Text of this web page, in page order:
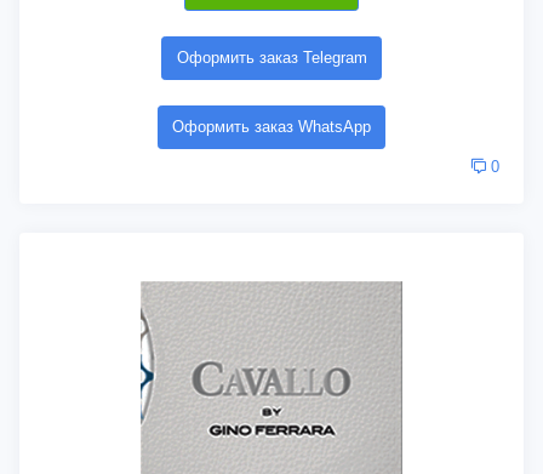
Оформить заказ Telegram
Оформить заказ WhatsApp
0